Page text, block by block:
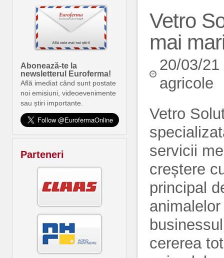
Abonează-te la
newsletterul Euroferma!
Află imediat când sunt postate
noi emisiuni, videoevenimente
sau știri importante.
Parteneri
Vetro
mai
20/03/
agricole
Vetro
servicii
creștere
principal
cererea